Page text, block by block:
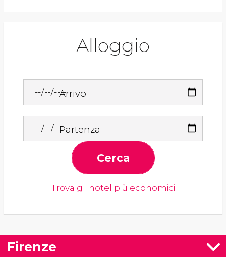
Alloggio
Arrivo
Partenza
Cerca
Trova gli hotel più economici
Firenze